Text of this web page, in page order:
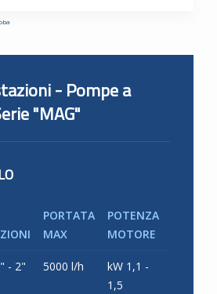
- Pompe a
"MAG"
PORTATA
MAX
POTENZA
MOTORE
- 2" 5000 l/h
kW 1,1 -
1,5